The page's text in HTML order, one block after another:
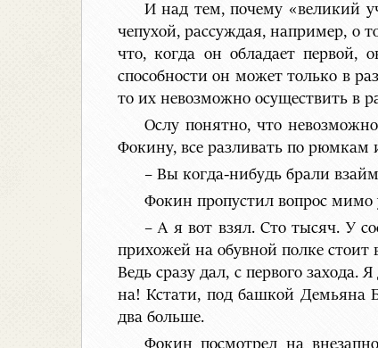
И над тем, почему «великий
чепухой, рассуждая, например, о
что, когда он обладает первой,
способности он может только в
то их невозможно осуществить в
Ослу понятно, что
Фокину, все разливать по рюмкам
– Вы когда-нибудь брали
Фокин пропустил вопрос
– А я вот взял. Сто тысяч. У
прихожей на обувной полке стоит
Ведь сразу дал, с первого
на! Кстати, под башкой Демьяна
два больше.